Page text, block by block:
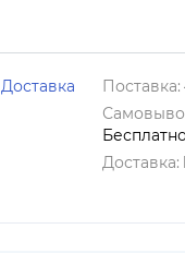
Доставка Поставка:
Доставка: